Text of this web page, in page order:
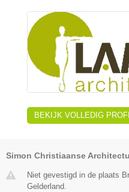
BEKIJK VOLLEDIG
Simon Christiaanse
Niet gevestigd in de plaats
Gelderland.